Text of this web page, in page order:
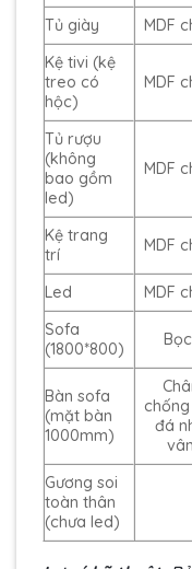
Tủ giày MDF
Kệ tivi (kệ
treo có
hộc)
MDF
Tủ rượu
(không
bao gồm
led)
MDF
Kệ trang
trí
MDF
Led MDF
Sofa
(1800*800)
Bàn sofa
(mặt bàn
1000mm)
đá
Gương soi
toàn thân
(chưa led)